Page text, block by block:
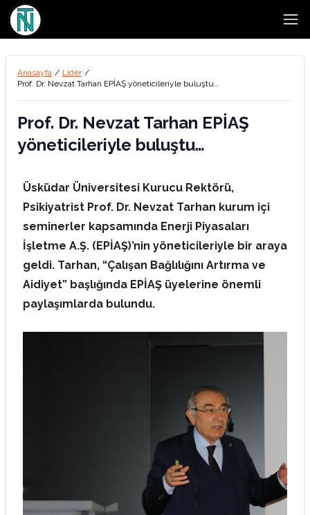
Anasayfa / Lider /
Prof. Dr. Nevzat Tarhan EPİAŞ yöneticileriyle buluştu…
Prof. Dr. Nevzat Tarhan EPİAŞ
yöneticileriyle buluştu…
Üsküdar Üniversitesi Kurucu Rektörü,
Psikiyatrist Prof. Dr. Nevzat Tarhan kurum içi
seminerler kapsamında Enerji Piyasaları
İşletme A.Ş. (EPİAŞ)’nin yöneticileriyle bir araya
geldi. Tarhan, “Çalışan Bağlılığını Artırma ve
Aidiyet” başlığında EPİAŞ üyelerine önemli
paylaşımlarda bulundu.